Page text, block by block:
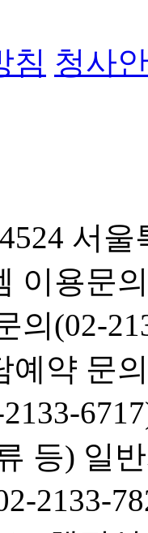
침 청사
서
이용문
의(02-
예약 문
등) 일
2133-